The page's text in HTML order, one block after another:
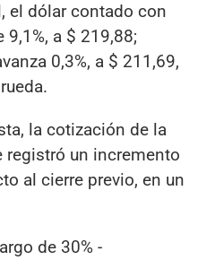
el dólar contado con
a $ 219,88;
0,3%, a $ 211,69,
la cotización de la
registró un incremento
al cierre previo, en un
de 30% -